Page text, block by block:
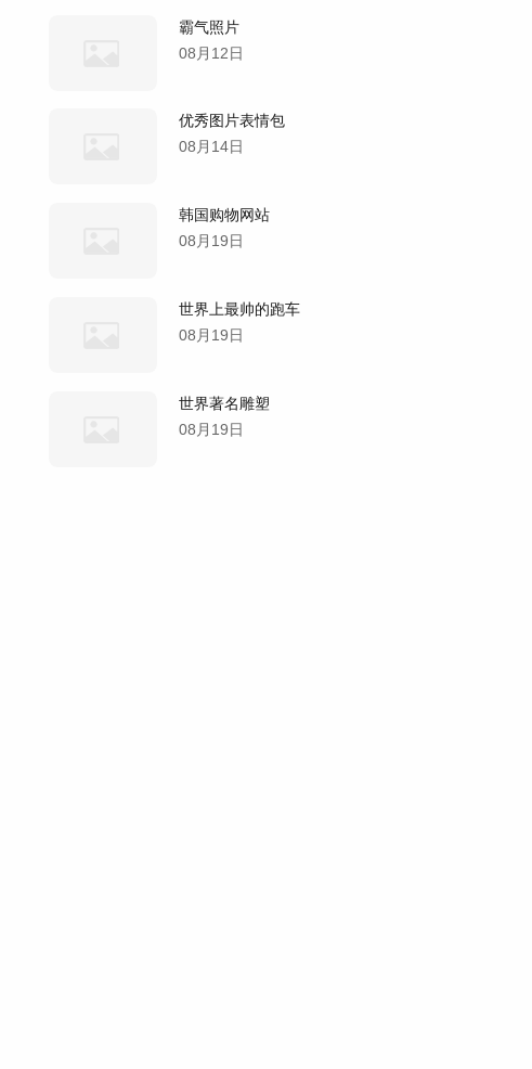
霸气照片
08月12日
优秀图片表情包
08月14日
韩国购物网站
08月19日
世界上最帅的跑车
08月19日
世界著名雕塑
08月19日